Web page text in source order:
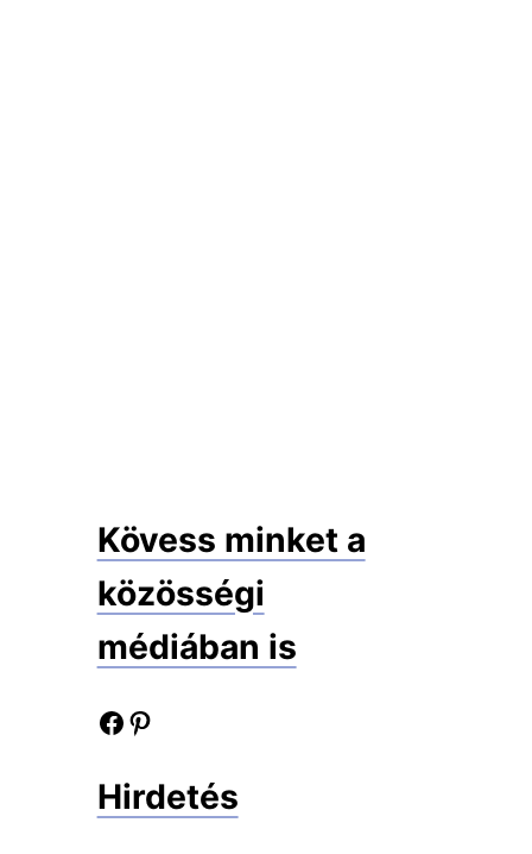
Kövess minket a
közösségi
médiában is
Facebook oldalunk Pinterest oldalunk
Hirdetés